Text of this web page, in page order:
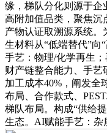
缘，梯队分化则源于企
高附加值品类，聚焦沉
产物认证取溯源系统
生材料从“低端替代”向
手艺：物理/化学再生
财产链整合能力、手艺
加工成本40%，阐发全
布局、合作款式、
梯队布局。构成“供给
生态。AI赋能手艺：杂